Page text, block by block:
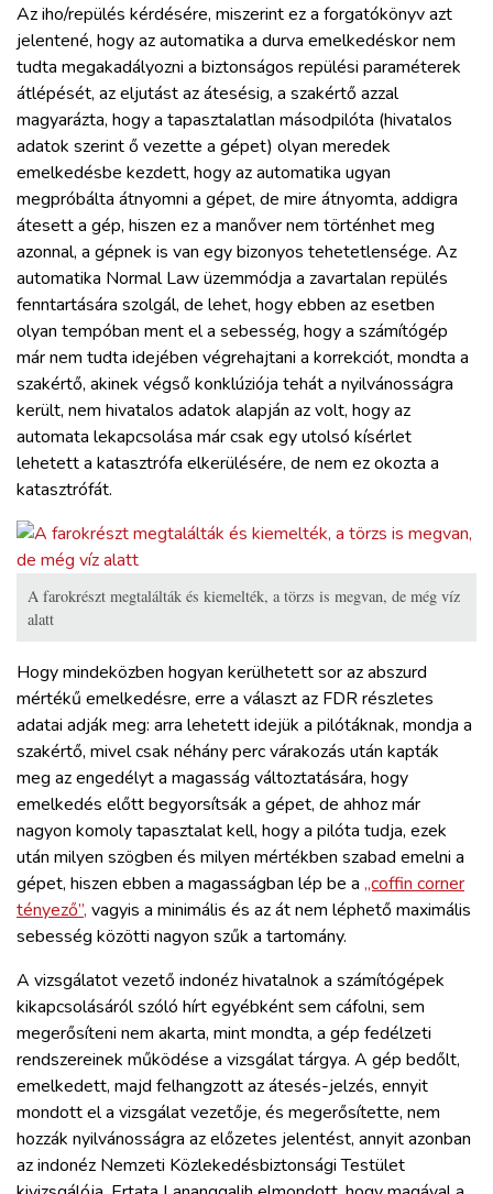
Az iho/repülés kérdésére, miszerint ez a forgatókönyv azt
jelentené, hogy az automatika a durva emelkedéskor nem
tudta megakadályozni a biztonságos repülési paraméterek
átlépését, az eljutást az átesésig, a szakértő azzal
magyarázta, hogy a tapasztalatlan másodpilóta (hivatalos
adatok szerint ő vezette a gépet) olyan meredek
emelkedésbe kezdett, hogy az automatika ugyan
megpróbálta átnyomni a gépet, de mire átnyomta, addigra
átesett a gép, hiszen ez a manőver nem történhet meg
azonnal, a gépnek is van egy bizonyos tehetetlensége. Az
automatika Normal Law üzemmódja a zavartalan repülés
fenntartására szolgál, de lehet, hogy ebben az esetben
olyan tempóban ment el a sebesség, hogy a számítógép
már nem tudta idejében végrehajtani a korrekciót, mondta a
szakértő, akinek végső konklúziója tehát a nyilvánosságra
került, nem hivatalos adatok alapján az volt, hogy az
automata lekapcsolása már csak egy utolsó kísérlet
lehetett a katasztrófa elkerülésére, de nem ez okozta a
katasztrófát.
A farokrészt megtalálták és kiemelték, a törzs is megvan, de még víz
alatt
Hogy mindeközben hogyan kerülhetett sor az abszurd
mértékű emelkedésre, erre a választ az FDR részletes
adatai adják meg: arra lehetett idejük a pilótáknak, mondja a
szakértő, mivel csak néhány perc várakozás után kapták
meg az engedélyt a magasság változtatására, hogy
emelkedés előtt begyorsítsák a gépet, de ahhoz már
nagyon komoly tapasztalat kell, hogy a pilóta tudja, ezek
után milyen szögben és milyen mértékben szabad emelni a
gépet, hiszen ebben a magasságban lép be a „coffin corner
tényező”, vagyis a minimális és az át nem léphető maximális
sebesség közötti nagyon szűk a tartomány.
A vizsgálatot vezető indonéz hivatalnok a számítógépek
kikapcsolásáról szóló hírt egyébként sem cáfolni, sem
megerősíteni nem akarta, mint mondta, a gép fedélzeti
rendszereinek működése a vizsgálat tárgya. A gép bedőlt,
emelkedett, majd felhangzott az átesés-jelzés, ennyit
mondott el a vizsgálat vezetője, és megerősítette, nem
hozzák nyilvánosságra az előzetes jelentést, annyit azonban
az indonéz Nemzeti Közlekedésbiztonsági Testület